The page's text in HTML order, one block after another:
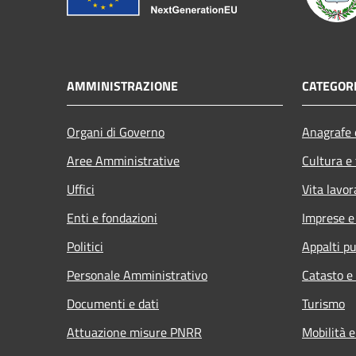
AMMINISTRAZIONE
Organi di Governo
Aree Amministrative
Uffici
Enti e fondazioni
Politici
Personale Amministrativo
Documenti e dati
Attuazione misure PNRR
Cultura
Vita
Imprese
Appalti
Catasto
Turismo
Mobilità